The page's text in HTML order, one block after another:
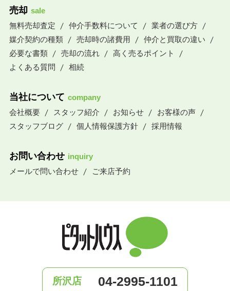
売却 sale
無料売却査定
仲介手数料について
業者の選び方
媒介契約の種類
売却時の諸費用
仲介と買取の違い
必要な書類
売却の流れ
高く売るポイント
よくある質問
相続
当社について company
会社概要
スタッフ紹介 お知らせ
お客様の声
スタッフブログ
個人情報保護方針 採用情報
お問い合わせ inquiry
メールで問い合わせ
ご来店予約
所沢店 04-2995-1101